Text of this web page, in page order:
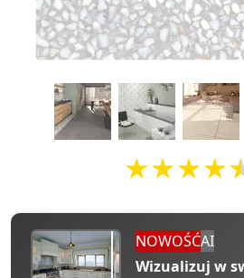
NOWOŚĆAI
Wizualizuj w